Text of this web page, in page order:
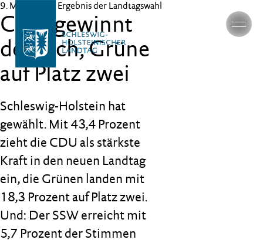
9. Mai 2022 – Ergebnis der Landtagswahl
CDU gewinnt
deutlich, Grüne
auf Platz zwei
Schleswig-Holstein hat
gewählt. Mit 43,4 Prozent
zieht die CDU als stärkste
Kraft in den neuen Landtag
ein, die Grünen landen mit
18,3 Prozent auf Platz zwei.
Und: Der SSW erreicht mit
5,7 Prozent der Stimmen